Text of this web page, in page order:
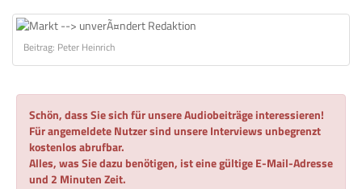
Beitrag: Peter Heinrich
Schön, dass Sie sich für unsere Audiobeiträge interessieren!
Für angemeldete Nutzer sind unsere Interviews unbegrenzt
kostenlos abrufbar.
Alles, was Sie dazu benötigen, ist eine gültige E-Mail-Adresse
und 2 Minuten Zeit.